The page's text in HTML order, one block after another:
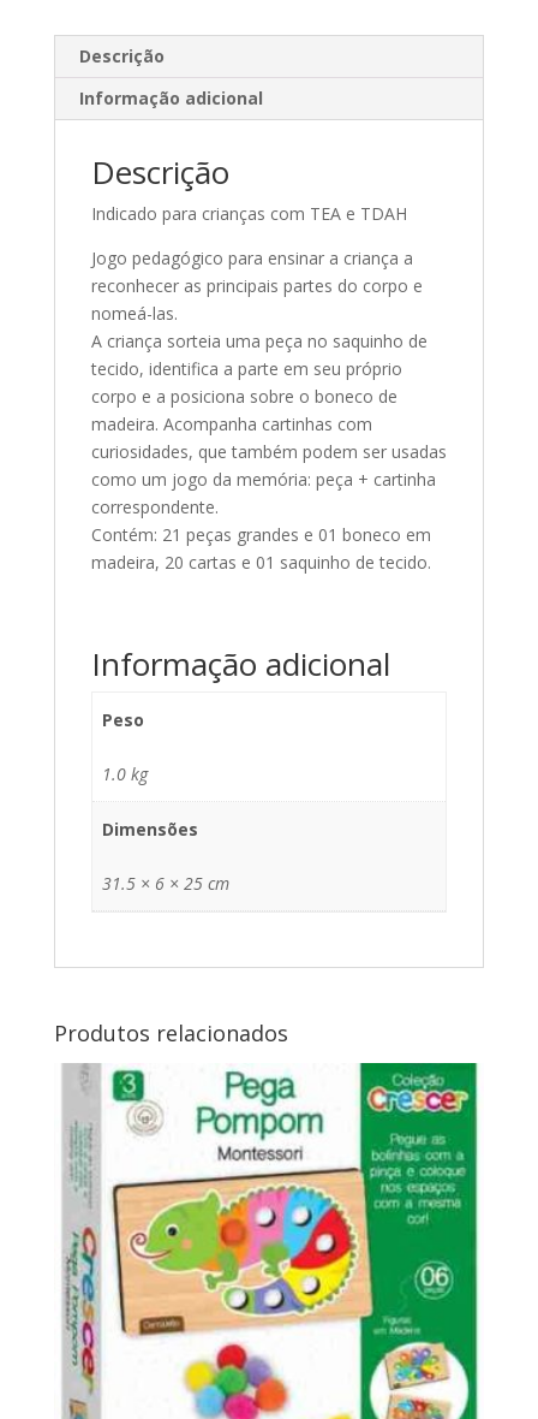
Descrição
Informação adicional
Descrição
Indicado para crianças com TEA e TDAH
Jogo pedagógico para ensinar a criança a
reconhecer as principais partes do corpo e
nomeá-las.
A criança sorteia uma peça no saquinho de
tecido, identifica a parte em seu próprio
corpo e a posiciona sobre o boneco de
madeira. Acompanha cartinhas com
curiosidades, que também podem ser usadas
como um jogo da memória: peça + cartinha
correspondente.
Contém: 21 peças grandes e 01 boneco em
madeira, 20 cartas e 01 saquinho de tecido.
Informação adicional
Peso
1.0 kg
Dimensões
31.5 × 6 × 25 cm
Produtos relacionados